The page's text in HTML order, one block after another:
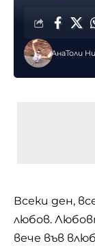
АнаТоли
Всеки ден,
любов.
вече във